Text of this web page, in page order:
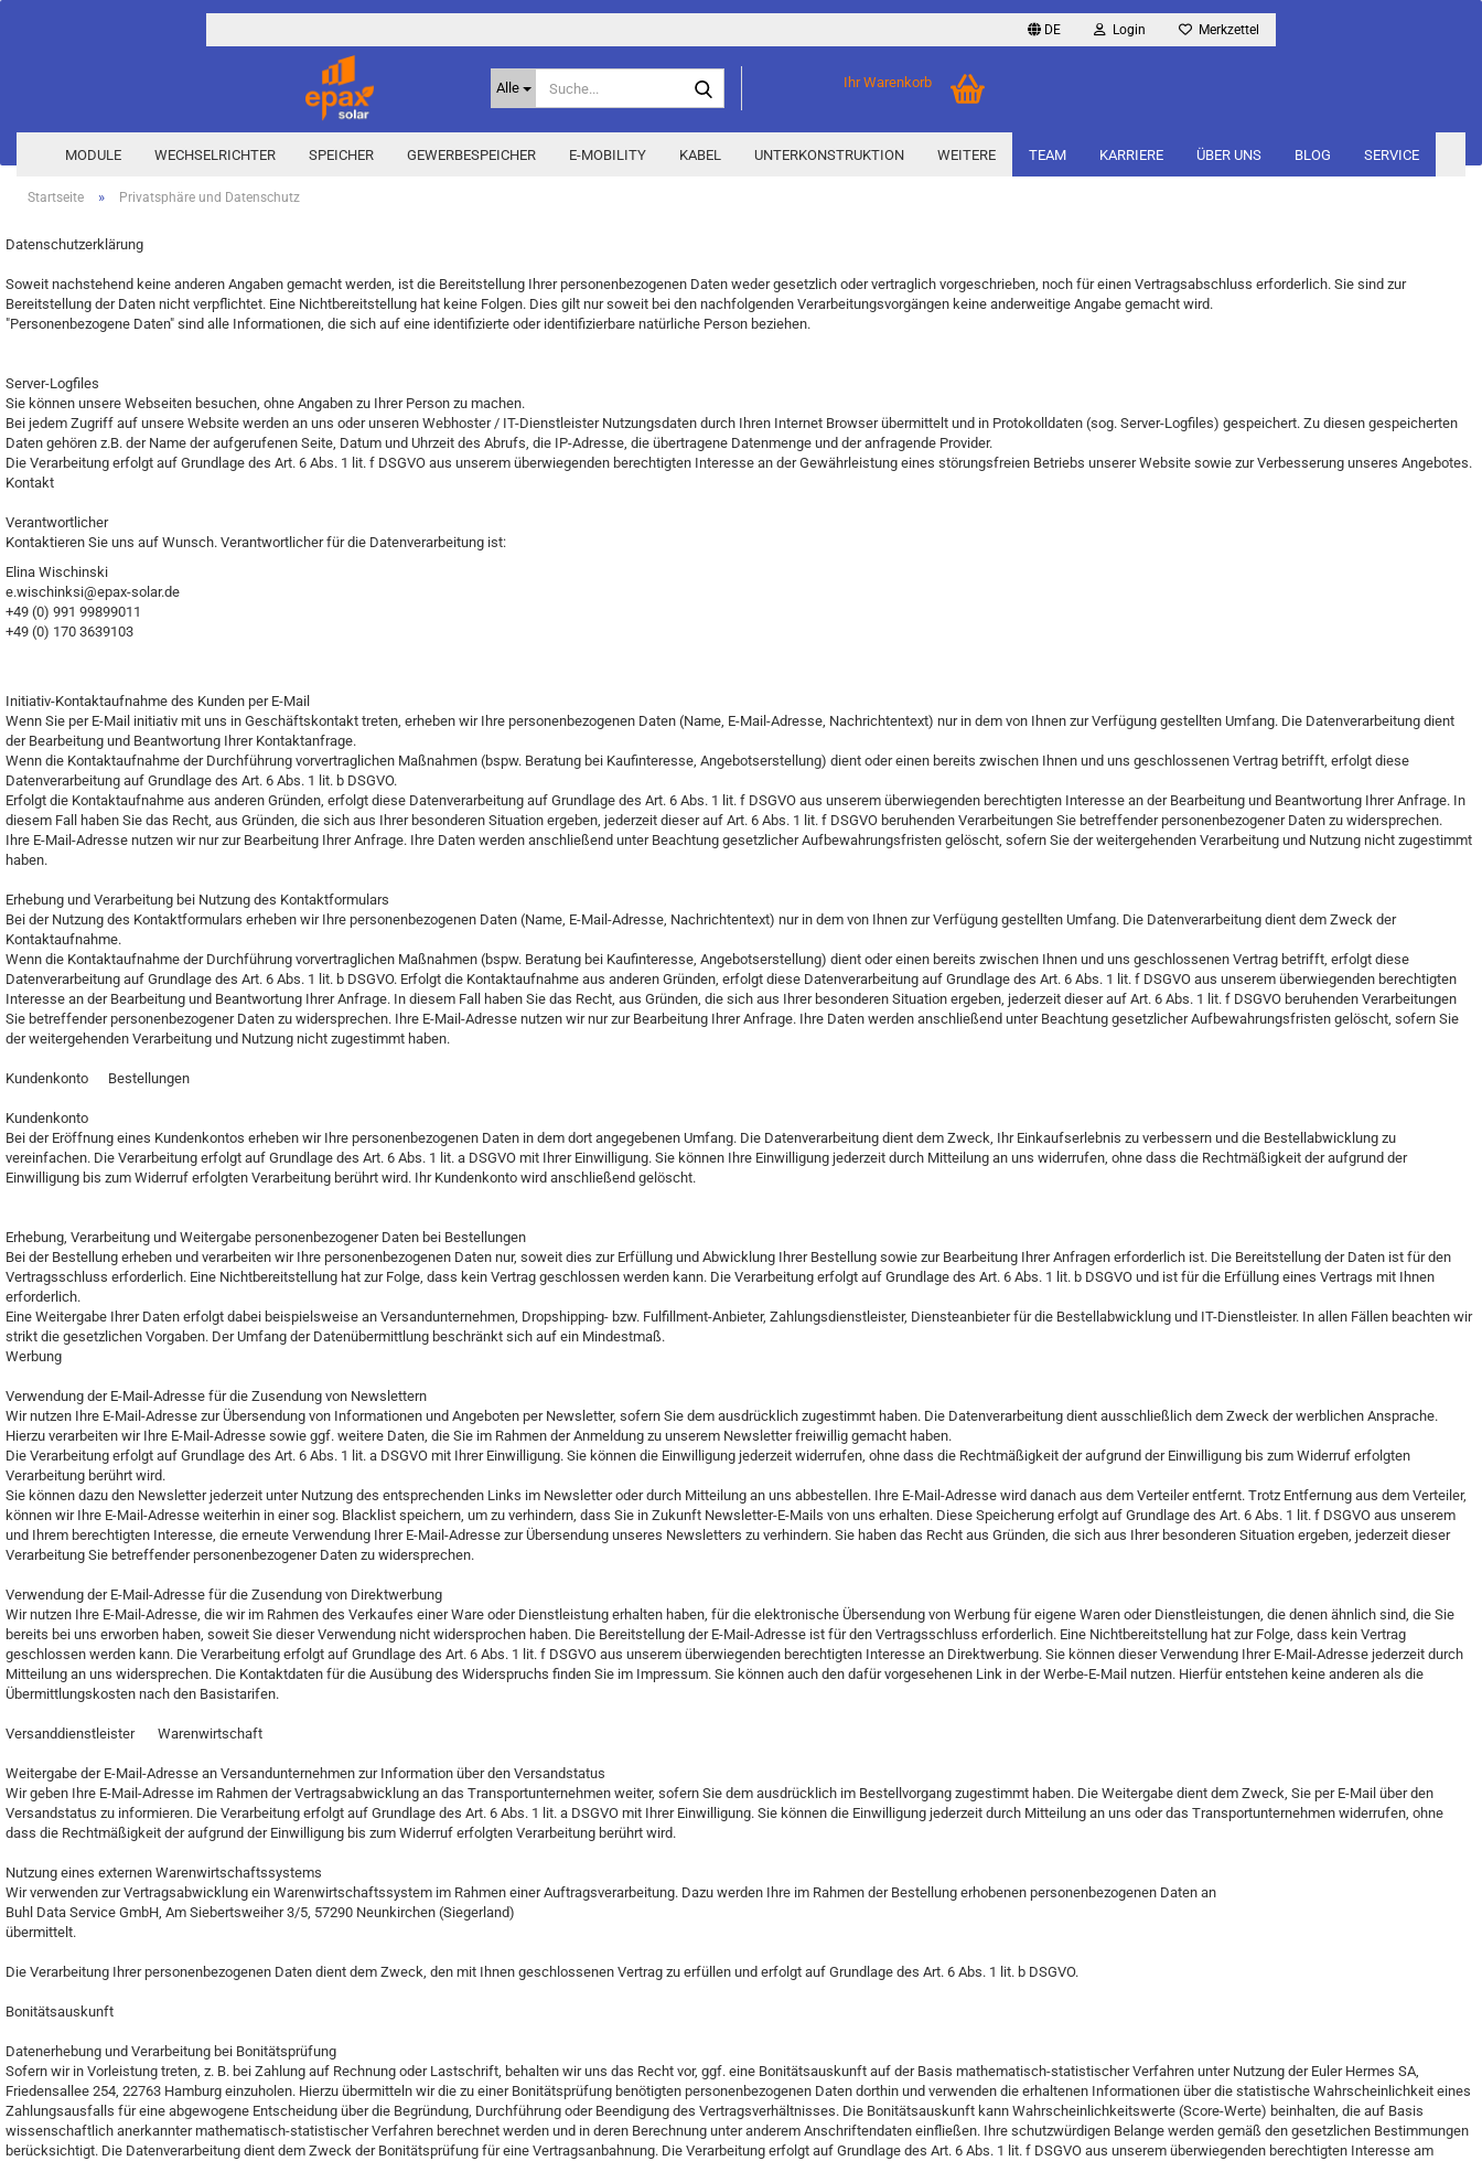
DE Login Merkzettel
Alle Ihr Warenkorb
MODULE WECHSELRICHTER
SG-CX
SH-CX
SH-RT
Sunny Island X
Sunny Tripower
Sunny Tripower X
SPEICHER
SBH
HVM+
HVS+
Reserva
Reserva Pro
S0
S1
GEWERBESPEICHER E-MOBILITY KABEL UNTERKONSTRUKTION
Dachbefestigungen
Fassadensysteme
Flachdachsysteme
Montageschienen
Schrauben und Muttern
Zubehör
Schrauben und Muttern
Zubehör
TEAM KARRIERE ÜBER UNS BLOG SERVICE
WEITERE
PV Zubehör anzeigen
Optimierer
Sonstiges
Sungrow
SMA
Hersteller-Aktionen
Neu / Coming soon
Startseite » Privatsphäre und Datenschutz
Datenschutzerklärung
Soweit nachstehend keine anderen Angaben gemacht werden, ist die Bereitstellung Ihrer personenbezogenen Daten weder gesetzlich oder vertraglich vorgeschrieben, noch für einen Vertragsabschluss erforderlich. Sie sind zur
Bereitstellung der Daten nicht verpflichtet. Eine Nichtbereitstellung hat keine Folgen. Dies gilt nur soweit bei den nachfolgenden Verarbeitungsvorgängen keine anderweitige Angabe gemacht wird.
"Personenbezogene Daten" sind alle Informationen, die sich auf eine identifizierte oder identifizierbare natürliche Person beziehen.
Server-Logfiles
Sie können unsere Webseiten besuchen, ohne Angaben zu Ihrer Person zu machen.
Bei jedem Zugriff auf unsere Website werden an uns oder unseren Webhoster / IT-Dienstleister Nutzungsdaten durch Ihren Internet Browser übermittelt und in Protokolldaten (sog. Server-Logfiles) gespeichert. Zu diesen gespeicherten
Daten gehören z.B. der Name der aufgerufenen Seite, Datum und Uhrzeit des Abrufs, die IP-Adresse, die übertragene Datenmenge und der anfragende Provider.
Die Verarbeitung erfolgt auf Grundlage des Art. 6 Abs. 1 lit. f DSGVO aus unserem überwiegenden berechtigten Interesse an der Gewährleistung eines störungsfreien Betriebs unserer Website sowie zur Verbesserung unseres Angebotes.
Kontakt
Verantwortlicher
Kontaktieren Sie uns auf Wunsch. Verantwortlicher für die Datenverarbeitung ist:
Elina Wischinski
e.wischinksi@epax-solar.de
+49 (0) 991 99899011
+49 (0) 170 3639103
Initiativ-Kontaktaufnahme des Kunden per E-Mail
Wenn Sie per E-Mail initiativ mit uns in Geschäftskontakt treten, erheben wir Ihre personenbezogenen Daten (Name, E-Mail-Adresse, Nachrichtentext) nur in dem von Ihnen zur Verfügung gestellten Umfang. Die Datenverarbeitung dient
der Bearbeitung und Beantwortung Ihrer Kontaktanfrage.
Wenn die Kontaktaufnahme der Durchführung vorvertraglichen Maßnahmen (bspw. Beratung bei Kaufinteresse, Angebotserstellung) dient oder einen bereits zwischen Ihnen und uns geschlossenen Vertrag betrifft, erfolgt diese
Datenverarbeitung auf Grundlage des Art. 6 Abs. 1 lit. b DSGVO.
Erfolgt die Kontaktaufnahme aus anderen Gründen, erfolgt diese Datenverarbeitung auf Grundlage des Art. 6 Abs. 1 lit. f DSGVO aus unserem überwiegenden berechtigten Interesse an der Bearbeitung und Beantwortung Ihrer Anfrage. In
diesem Fall haben Sie das Recht, aus Gründen, die sich aus Ihrer besonderen Situation ergeben, jederzeit dieser auf Art. 6 Abs. 1 lit. f DSGVO beruhenden Verarbeitungen Sie betreffender personenbezogener Daten zu widersprechen.
Ihre E-Mail-Adresse nutzen wir nur zur Bearbeitung Ihrer Anfrage. Ihre Daten werden anschließend unter Beachtung gesetzlicher Aufbewahrungsfristen gelöscht, sofern Sie der weitergehenden Verarbeitung und Nutzung nicht zugestimmt
haben.
Erhebung und Verarbeitung bei Nutzung des Kontaktformulars
Bei der Nutzung des Kontaktformulars erheben wir Ihre personenbezogenen Daten (Name, E-Mail-Adresse, Nachrichtentext) nur in dem von Ihnen zur Verfügung gestellten Umfang. Die Datenverarbeitung dient dem Zweck der
Kontaktaufnahme.
Wenn die Kontaktaufnahme der Durchführung vorvertraglichen Maßnahmen (bspw. Beratung bei Kaufinteresse, Angebotserstellung) dient oder einen bereits zwischen Ihnen und uns geschlossenen Vertrag betrifft, erfolgt diese
Datenverarbeitung auf Grundlage des Art. 6 Abs. 1 lit. b DSGVO. Erfolgt die Kontaktaufnahme aus anderen Gründen, erfolgt diese Datenverarbeitung auf Grundlage des Art. 6 Abs. 1 lit. f DSGVO aus unserem überwiegenden berechtigten
Interesse an der Bearbeitung und Beantwortung Ihrer Anfrage. In diesem Fall haben Sie das Recht, aus Gründen, die sich aus Ihrer besonderen Situation ergeben, jederzeit dieser auf Art. 6 Abs. 1 lit. f DSGVO beruhenden Verarbeitungen
Sie betreffender personenbezogener Daten zu widersprechen. Ihre E-Mail-Adresse nutzen wir nur zur Bearbeitung Ihrer Anfrage. Ihre Daten werden anschließend unter Beachtung gesetzlicher Aufbewahrungsfristen gelöscht, sofern Sie
der weitergehenden Verarbeitung und Nutzung nicht zugestimmt haben.
Kundenkonto Bestellungen
Kundenkonto
Bei der Eröffnung eines Kundenkontos erheben wir Ihre personenbezogenen Daten in dem dort angegebenen Umfang. Die Datenverarbeitung dient dem Zweck, Ihr Einkaufserlebnis zu verbessern und die Bestellabwicklung zu
vereinfachen. Die Verarbeitung erfolgt auf Grundlage des Art. 6 Abs. 1 lit. a DSGVO mit Ihrer Einwilligung. Sie können Ihre Einwilligung jederzeit durch Mitteilung an uns widerrufen, ohne dass die Rechtmäßigkeit der aufgrund der
Einwilligung bis zum Widerruf erfolgten Verarbeitung berührt wird. Ihr Kundenkonto wird anschließend gelöscht.
Erhebung, Verarbeitung und Weitergabe personenbezogener Daten bei Bestellungen
Bei der Bestellung erheben und verarbeiten wir Ihre personenbezogenen Daten nur, soweit dies zur Erfüllung und Abwicklung Ihrer Bestellung sowie zur Bearbeitung Ihrer Anfragen erforderlich ist. Die Bereitstellung der Daten ist für den
Vertragsschluss erforderlich. Eine Nichtbereitstellung hat zur Folge, dass kein Vertrag geschlossen werden kann. Die Verarbeitung erfolgt auf Grundlage des Art. 6 Abs. 1 lit. b DSGVO und ist für die Erfüllung eines Vertrags mit Ihnen
erforderlich.
Eine Weitergabe Ihrer Daten erfolgt dabei beispielsweise an Versandunternehmen, Dropshipping- bzw. Fulfillment-Anbieter, Zahlungsdienstleister, Diensteanbieter für die Bestellabwicklung und IT-Dienstleister. In allen Fällen beachten wir
strikt die gesetzlichen Vorgaben. Der Umfang der Datenübermittlung beschränkt sich auf ein Mindestmaß.
Werbung
Verwendung der E-Mail-Adresse für die Zusendung von Newslettern
Wir nutzen Ihre E-Mail-Adresse zur Übersendung von Informationen und Angeboten per Newsletter, sofern Sie dem ausdrücklich zugestimmt haben. Die Datenverarbeitung dient ausschließlich dem Zweck der werblichen Ansprache.
Hierzu verarbeiten wir Ihre E-Mail-Adresse sowie ggf. weitere Daten, die Sie im Rahmen der Anmeldung zu unserem Newsletter freiwillig gemacht haben.
Die Verarbeitung erfolgt auf Grundlage des Art. 6 Abs. 1 lit. a DSGVO mit Ihrer Einwilligung. Sie können die Einwilligung jederzeit widerrufen, ohne dass die Rechtmäßigkeit der aufgrund der Einwilligung bis zum Widerruf erfolgten
Verarbeitung berührt wird.
Sie können dazu den Newsletter jederzeit unter Nutzung des entsprechenden Links im Newsletter oder durch Mitteilung an uns abbestellen. Ihre E-Mail-Adresse wird danach aus dem Verteiler entfernt. Trotz Entfernung aus dem Verteiler,
können wir Ihre E-Mail-Adresse weiterhin in einer sog. Blacklist speichern, um zu verhindern, dass Sie in Zukunft Newsletter-E-Mails von uns erhalten. Diese Speicherung erfolgt auf Grundlage des Art. 6 Abs. 1 lit. f DSGVO aus unserem
und Ihrem berechtigten Interesse, die erneute Verwendung Ihrer E-Mail-Adresse zur Übersendung unseres Newsletters zu verhindern. Sie haben das Recht aus Gründen, die sich aus Ihrer besonderen Situation ergeben, jederzeit dieser
Verarbeitung Sie betreffender personenbezogener Daten zu widersprechen.
Verwendung der E-Mail-Adresse für die Zusendung von Direktwerbung
Wir nutzen Ihre E-Mail-Adresse, die wir im Rahmen des Verkaufes einer Ware oder Dienstleistung erhalten haben, für die elektronische Übersendung von Werbung für eigene Waren oder Dienstleistungen, die denen ähnlich sind, die Sie
bereits bei uns erworben haben, soweit Sie dieser Verwendung nicht widersprochen haben. Die Bereitstellung der E-Mail-Adresse ist für den Vertragsschluss erforderlich. Eine Nichtbereitstellung hat zur Folge, dass kein Vertrag
geschlossen werden kann. Die Verarbeitung erfolgt auf Grundlage des Art. 6 Abs. 1 lit. f DSGVO aus unserem überwiegenden berechtigten Interesse an Direktwerbung. Sie können dieser Verwendung Ihrer E-Mail-Adresse jederzeit durch
Mitteilung an uns widersprechen. Die Kontaktdaten für die Ausübung des Widerspruchs finden Sie im Impressum. Sie können auch den dafür vorgesehenen Link in der Werbe-E-Mail nutzen. Hierfür entstehen keine anderen als die
Übermittlungskosten nach den Basistarifen.
Versanddienstleister Warenwirtschaft
Weitergabe der E-Mail-Adresse an Versandunternehmen zur Information über den Versandstatus
Wir geben Ihre E-Mail-Adresse im Rahmen der Vertragsabwicklung an das Transportunternehmen weiter, sofern Sie dem ausdrücklich im Bestellvorgang zugestimmt haben. Die Weitergabe dient dem Zweck, Sie per E-Mail über den
Versandstatus zu informieren. Die Verarbeitung erfolgt auf Grundlage des Art. 6 Abs. 1 lit. a DSGVO mit Ihrer Einwilligung. Sie können die Einwilligung jederzeit durch Mitteilung an uns oder das Transportunternehmen widerrufen, ohne
dass die Rechtmäßigkeit der aufgrund der Einwilligung bis zum Widerruf erfolgten Verarbeitung berührt wird.
Nutzung eines externen Warenwirtschaftssystems
Wir verwenden zur Vertragsabwicklung ein Warenwirtschaftssystem im Rahmen einer Auftragsverarbeitung. Dazu werden Ihre im Rahmen der Bestellung erhobenen personenbezogenen Daten an
Buhl Data Service GmbH, Am Siebertsweiher 3/5, 57290 Neunkirchen (Siegerland)
übermittelt.
Die Verarbeitung Ihrer personenbezogenen Daten dient dem Zweck, den mit Ihnen geschlossenen Vertrag zu erfüllen und erfolgt auf Grundlage des Art. 6 Abs. 1 lit. b DSGVO.
Bonitätsauskunft
Datenerhebung und Verarbeitung bei Bonitätsprüfung
Sofern wir in Vorleistung treten, z. B. bei Zahlung auf Rechnung oder Lastschrift, behalten wir uns das Recht vor, ggf. eine Bonitätsauskunft auf der Basis mathematisch-statistischer Verfahren unter Nutzung der Euler Hermes SA,
Friedensallee 254, 22763 Hamburg einzuholen. Hierzu übermitteln wir die zu einer Bonitätsprüfung benötigten personenbezogenen Daten dorthin und verwenden die erhaltenen Informationen über die statistische Wahrscheinlichkeit eines
Zahlungsausfalls für eine abgewogene Entscheidung über die Begründung, Durchführung oder Beendigung des Vertragsverhältnisses. Die Bonitätsauskunft kann Wahrscheinlichkeitswerte (Score-Werte) beinhalten, die auf Basis
wissenschaftlich anerkannter mathematisch-statistischer Verfahren berechnet werden und in deren Berechnung unter anderem Anschriftendaten einfließen. Ihre schutzwürdigen Belange werden gemäß den gesetzlichen Bestimmungen
berücksichtigt. Die Datenverarbeitung dient dem Zweck der Bonitätsprüfung für eine Vertragsanbahnung. Die Verarbeitung erfolgt auf Grundlage des Art. 6 Abs. 1 lit. f DSGVO aus unserem überwiegenden berechtigten Interesse am